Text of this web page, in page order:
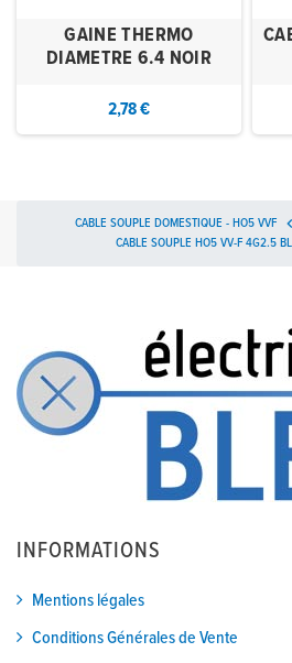
GAINE THERMO
DIAMETRE 6.4 NOIR
2,78 €

CABLE SOUPLE DOMESTIQUE - HO5 VVF
CABLE SOUPLE HO5 VV-F 4G2.5
INFORMATIONS
Mentions légales
Conditions Générales de Vente